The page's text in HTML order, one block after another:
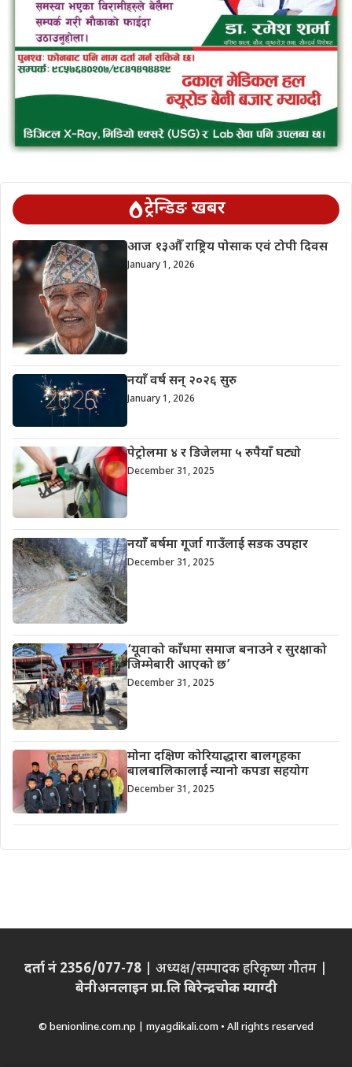
ट्रेन्डिङ खबर
आज १३औँ राष्ट्रिय पोसाक एवं टोपी दिवस
January 1, 2026
नयाँ वर्ष सन् २०२६ सुरु
January 1, 2026
पेट्रोलमा ४ र डिजेलमा ५ रुपैयाँ घट्यो
December 31, 2025
नयाँँ बर्षमा गूर्जा गाउँलाई सडक उपहार
December 31, 2025
‘यूवाको काँधमा समाज बनाउने र सुरक्षाको
जिम्मेबारी आएको छ’
December 31, 2025
मोना दक्षिण कोरियाद्धारा बालगृहका
बालबालिकालाई न्यानो कपडा सहयोग
December 31, 2025
दर्ता नं 2356/077-78 | अध्यक्ष/सम्पादक हरिकृष्ण गौतम |
बेनीअनलाइन प्रा.लि बिरेन्द्रचोक म्याग्दी
© benionline.com.np | myagdikali.com • All rights reserved